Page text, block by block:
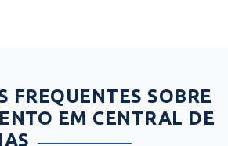
FREQUENTES SOBRE
EM CENTRAL DE